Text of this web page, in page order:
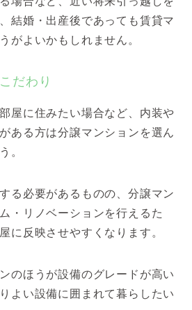
結婚・出産後であっても賃貸マ
がよいかもしれません。
だわり
屋に住みたい場合など、内装や
ある方は分譲マンションを選ん
。
る必要があるものの、分譲マン
・リノベーションを行えるた
に反映させやすくなります。
のほうが設備のグレードが高い
よい設備に囲まれて暮らしたい